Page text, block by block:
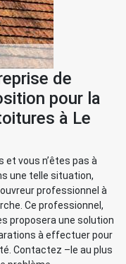
de
pour la
à Le
vous n’êtes pas à
une telle situation,
professionnel à
Ce professionnel,
proposera une solution
à effectuer pour
Contactez –le au plus